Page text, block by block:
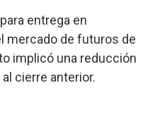
entrega en
mercado de futuros de
implicó una reducción
cierre anterior.